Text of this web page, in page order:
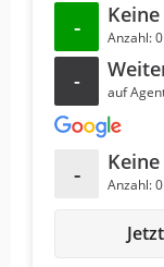
- Anzahl:
- auf
- Anzahl: